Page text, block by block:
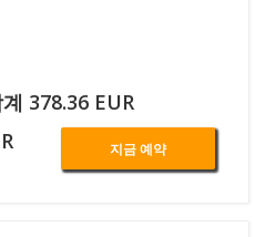
378.36 EUR
지금 예약